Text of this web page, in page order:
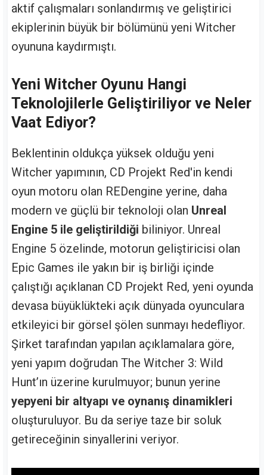
aktif çalışmaları sonlandırmış ve geliştirici
ekiplerinin büyük bir bölümünü yeni Witcher
oyununa kaydırmıştı.
Yeni Witcher Oyunu Hangi
Teknolojilerle Geliştiriliyor ve Neler
Vaat Ediyor?
Beklentinin oldukça yüksek olduğu yeni
Witcher yapımının, CD Projekt Red'in kendi
oyun motoru olan REDengine yerine, daha
modern ve güçlü bir teknoloji olan Unreal
Engine 5 ile geliştirildiği biliniyor. Unreal
Engine 5 özelinde, motorun geliştiricisi olan
Epic Games ile yakın bir iş birliği içinde
çalıştığı açıklanan CD Projekt Red, yeni oyunda
devasa büyüklükteki açık dünyada oyunculara
etkileyici bir görsel şölen sunmayı hedefliyor.
Şirket tarafından yapılan açıklamalara göre,
yeni yapım doğrudan The Witcher 3: Wild
Hunt’ın üzerine kurulmuyor; bunun yerine
yepyeni bir altyapı ve oynanış dinamikleri
oluşturuluyor. Bu da seriye taze bir soluk
getireceğinin sinyallerini veriyor.